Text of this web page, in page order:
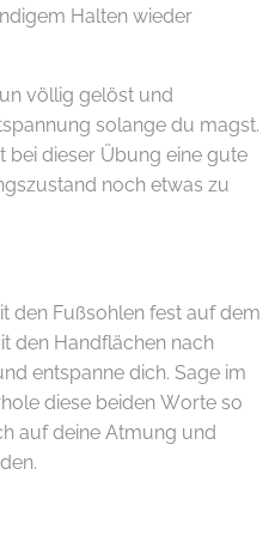
Halten wieder
völlig gelöst und
solange du magst.
bei dieser Übung eine gute
noch etwas zu
den Fußsohlen fest auf dem
den Handflächen nach
entspanne dich. Sage im
diese beiden Worte so
auf deine Atmung und